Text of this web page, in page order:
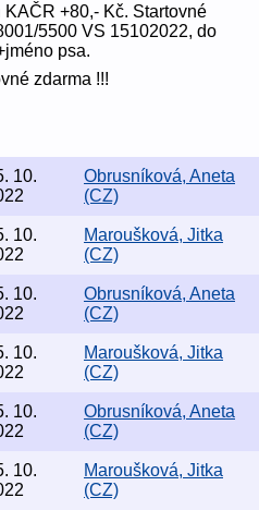
+80,- Kč. Startovné
5500 VS 15102022, do
psa.
zdarma !!!
10.
Obrusníková, Aneta
(CZ)
10.
Maroušková, Jitka
(CZ)
10.
Obrusníková, Aneta
(CZ)
10.
Maroušková, Jitka
(CZ)
10.
Obrusníková, Aneta
(CZ)
10.
Maroušková, Jitka
(CZ)